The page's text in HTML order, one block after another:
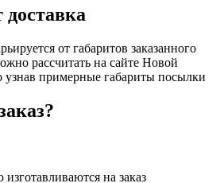
доставка
от габаритов заказанного
рассчитать на сайте Новой
узнав примерные габариты посылки
на заказ